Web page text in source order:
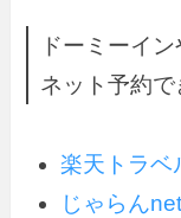
ドーミーイ
ネット予約
楽天トラベ
じゃらんnet